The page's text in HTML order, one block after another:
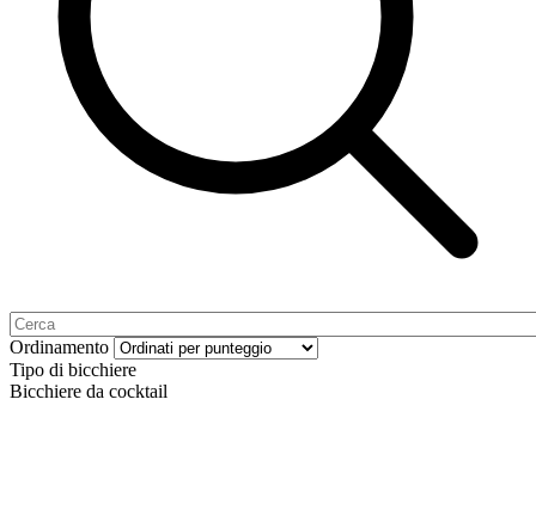
Ordinamento
Tipo di bicchiere
Bicchiere da cocktail